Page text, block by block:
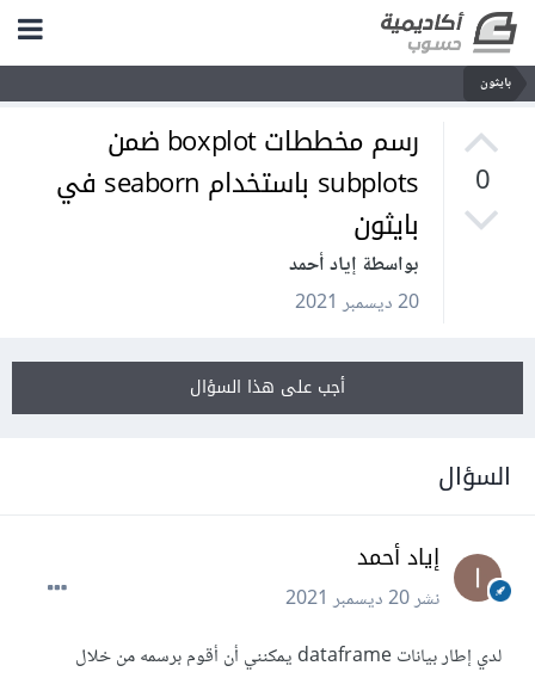
بايثون
0
رسم مخططات boxplot ضمن
subplots باستخدام seaborn في
بايثون
بواسطة إياد أحمد
20 ديسمبر 2021
أجب على هذا السؤال
السؤال
إياد أحمد
نشر20 ديسمبر 2021
لدي إطار بيانات dataframe يمكنني أن أقوم برسمه من خلال